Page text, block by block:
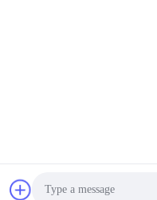
Technology Co., Ltd.